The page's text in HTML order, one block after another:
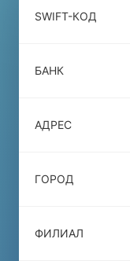
SWIFT-КОД
БАНК
АДРЕС
ГОРОД
ФИЛИАЛ